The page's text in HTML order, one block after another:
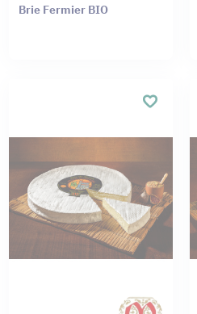
Brie Fermier BIO